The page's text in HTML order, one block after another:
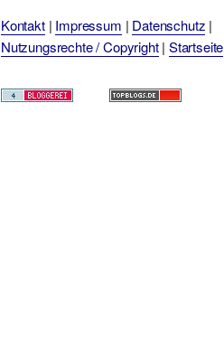
Kontakt| Impressum | Datenschutz |
Nutzungsrechte / Copyright| Startseite